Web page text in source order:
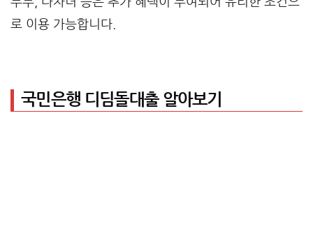
로 이용 가능합니다.
국민은행 디딤돌대출 알아보기